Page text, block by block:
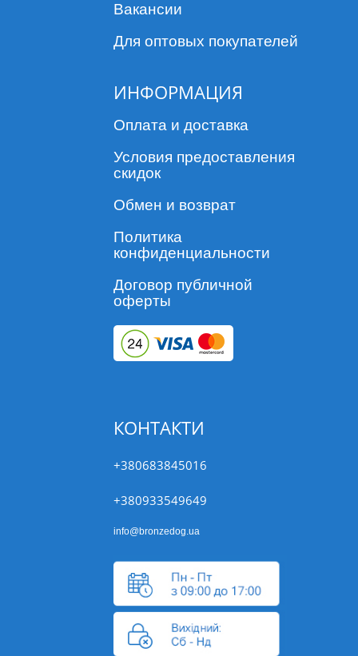
Вакансии
Для оптовых покупателей
ИНФОРМАЦИЯ
Оплата и доставка
Условия предоставления
скидок
Обмен и возврат
Политика
конфиденциальности
Договор публичной
оферты
КОНТАКТИ
+380683845016
+380933549649
info@bronzedog.ua